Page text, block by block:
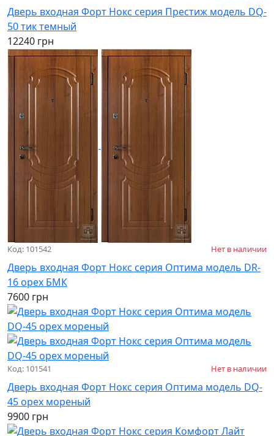
Дверь входная Форт Нокс серия Престиж модель DQ-
50 тик темный
12240 грн
Код: 101542 Нет в наличии
Дверь входная Форт Нокс серия Оптима модель DR-
16 орех БМК
7600 грн
Код: 101541 Нет в наличии
Дверь входная Форт Нокс серия Оптима модель DQ-
45 орех мореный
9900 грн